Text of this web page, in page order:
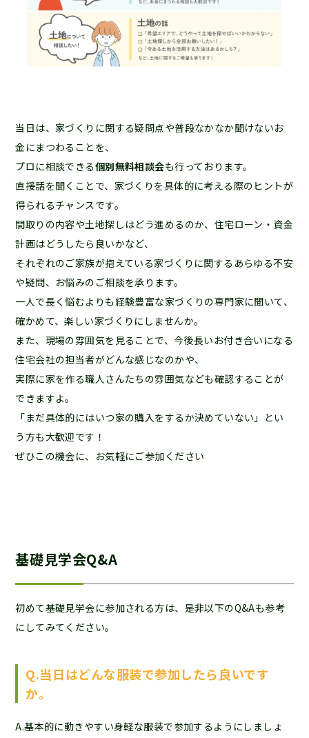
当日は、家づくりに関する疑問点や普段なかなか聞けないお
金にまつわることを、
プロに相談できる個別無料相談会も行っております。
直接話を聞くことで、家づくりを具体的に考える際のヒントが
得られるチャンスです。
間取りの内容や土地探しはどう進めるのか、住宅ローン・資金
計画はどうしたら良いかなど、
それぞれのご家族が抱えている家づくりに関するあらゆる不安
や疑問、お悩みのご相談を承ります。
一人で長く悩むよりも経験豊富な家づくりの専門家に聞いて、
確かめて、楽しい家づくりにしませんか。
また、現場の雰囲気を見ることで、今後長いお付き合いになる
住宅会社の担当者がどんな感じなのかや、
実際に家を作る職人さんたちの雰囲気なども確認することが
できますよ。
「まだ具体的にはいつ家の購入をするか決めていない」とい
う方も大歓迎です！
ぜひこの機会に、お気軽にご参加ください
基礎見学会Q&A
初めて基礎見学会に参加される方は、是非以下のQ&Aも参考
にしてみてください。
Q.当日はどんな服装で参加したら良いです
か。
A.基本的に動きやすい身軽な服装で参加するようにしましょ